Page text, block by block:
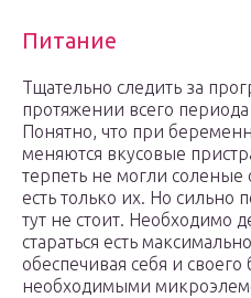
Питание
Тщательно следить за
протяжении всего
Понятно, что при
меняются вкусовые
терпеть не могли соленые
есть только их. Но сильно
тут не стоит. Необходимо
стараться есть
обеспечивая себя и
необходимыми